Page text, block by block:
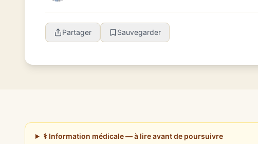
Partager Sauvegarder
⚕️ Information médicale — à lire avant de poursuivre